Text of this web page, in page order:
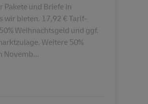
Pakete und Briefe in
wir bieten. 17,92 € Tarif-
Weihnachtsgeld und ggf.
Weitere 50%
Novemb...